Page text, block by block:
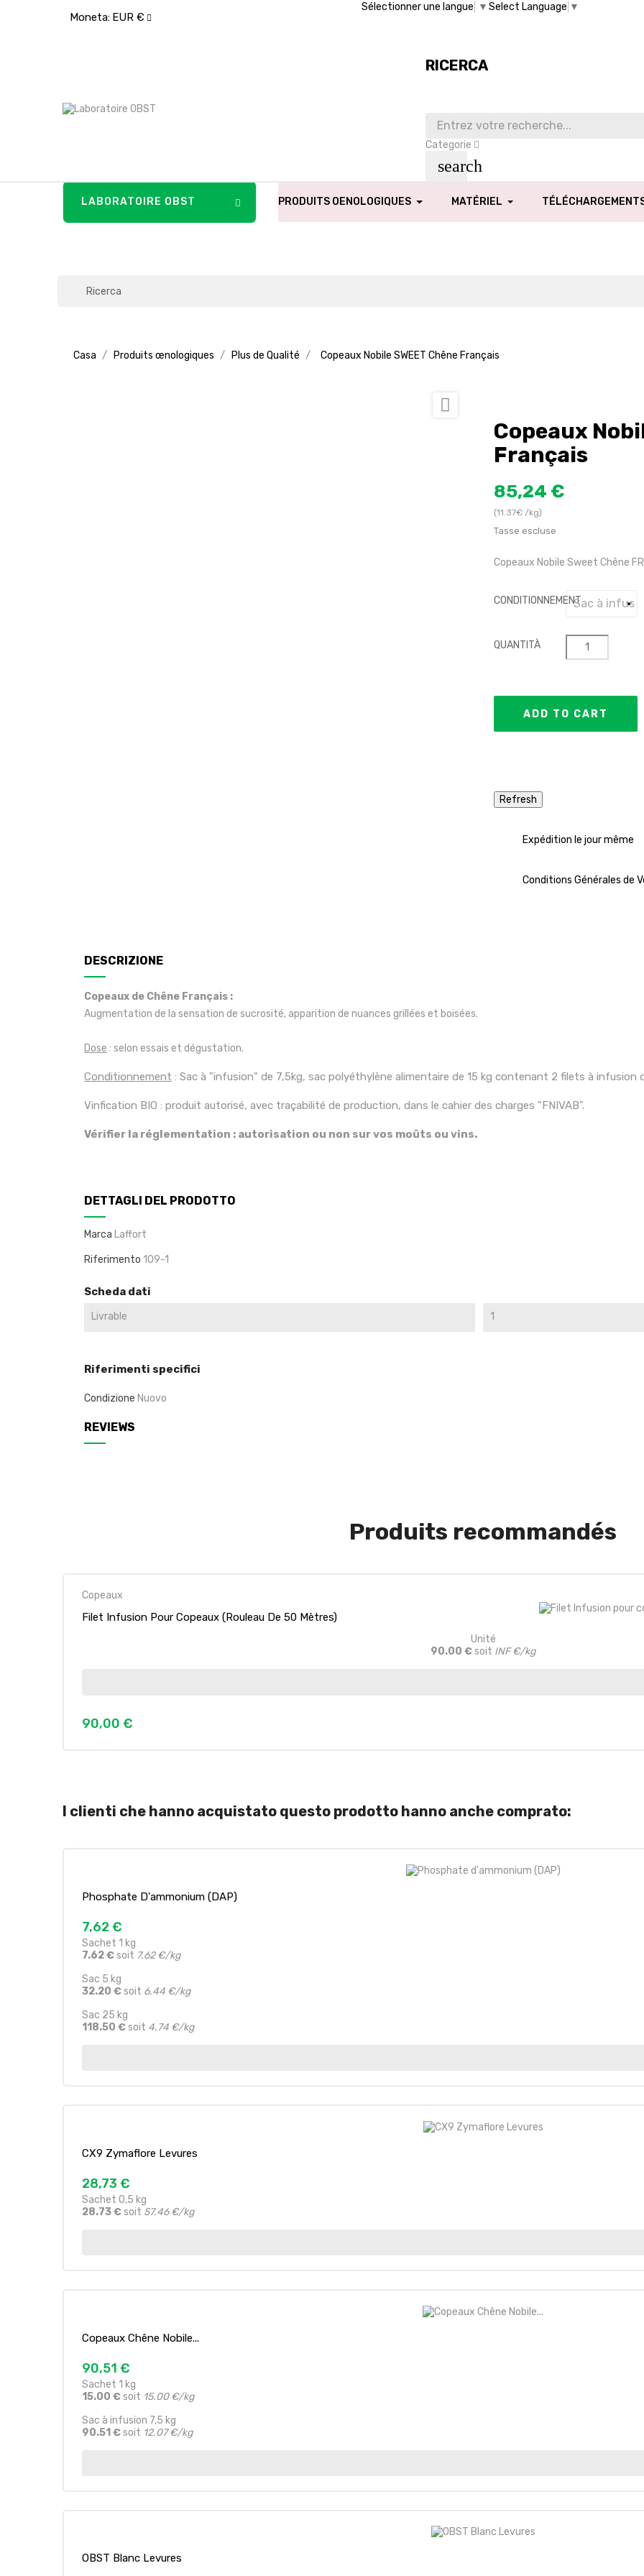
Moneta: EUR €
Sélectionner une langue ▼ Select Language ▼
RICERCA
Categorie
search
LABORATOIRE OBST PRODUITS OENOLOGIQUES MATÉRIEL
Casa Produits œnologiques Plus de Qualité Copeaux Nobile SWEET Chêne Français

Copeaux
Français
85,24 €
(11.37€ /kg)
Tasse escluse
Copeaux Nobile Sweet Chêne FR
CONDITIONNEMENT
QUANTITÀ
ADD TO CART
Expédition le jour même
Conditions Générales de
DESCRIZIONE
Copeaux de Chêne Français :
Augmentation de la sensation de sucrosité, apparition de nuances grillées et boisées.
Dose : selon essais et dégustation.
Conditionnement : Sac à "infusion" de 7,5kg, sac polyéthylène alimentaire de 15 kg contenant 2 filets à infusion
Vinfication BIO : produit autorisé, avec traçabilité de production, dans le cahier des charges "FNIVAB".
Vérifier la réglementation : autorisation ou non sur vos moûts ou vins.
DETTAGLI DEL PRODOTTO
Marca Laffort
Riferimento 109-1
Scheda dati
Livrable 1
Riferimenti specifici
Condizione Nuovo
REVIEWS
Produits recommandés
Copeaux
Filet Infusion Pour Copeaux (rouleau De 50 Mètres)
Unité
90.00 €soit INF €/kg
Prezzo
90,00 €
I clienti che hanno acquistato questo prodotto hanno anche comprato:
Phosphate D'ammonium (DAP)
7,62 €
Sachet 1 kg
7.62 €soit 7.62 €/kg
Sac 5 kg
32.20 €soit 6.44 €/kg
Sac 25 kg
118.50 €soit 4.74 €/kg
CX9 Zymaflore Levures
28,73 €
Sachet 0,5 kg
28.73 €soit 57.46 €/kg
Copeaux Chêne Nobile...
90,51 €
Sachet 1 kg
15.00 €soit 15.00 €/kg
Sac à infusion 7,5 kg
90.51 €soit 12.07 €/kg
OBST Blanc Levures